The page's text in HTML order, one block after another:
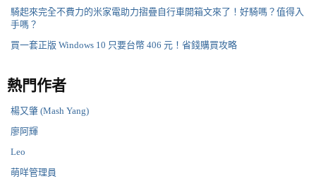
騎起來完全不費力的米家電助力摺疊自行車開箱文來了！好騎嗎？值得入
手嗎？
買一套正版 Windows 10 只要台幣 406 元！省錢購買攻略
熱門作者
楊又肇 (Mash Yang)
廖阿輝
Leo
萌咩管理員